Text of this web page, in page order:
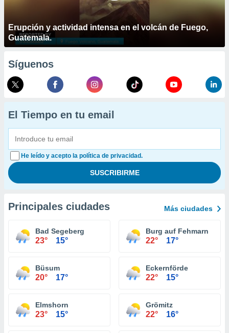
Erupción y actividad intensa en el volcán de Fuego,
Guatemala.
Síguenos
El Tiempo en tu email
He leído y acepto la política de privacidad.
Principales ciudades Más ciudades
Bad Segeberg
23° 15°
Burg auf Fehmarn
22° 17°
Büsum
20° 17°
Eckernförde
22° 15°
Elmshorn
23° 15°
Grömitz
22° 16°